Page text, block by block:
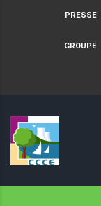
PRESSE
GROUPE